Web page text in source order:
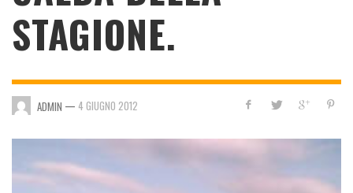
STAGIONE.
ADMIN — 4 GIUGNO 2012